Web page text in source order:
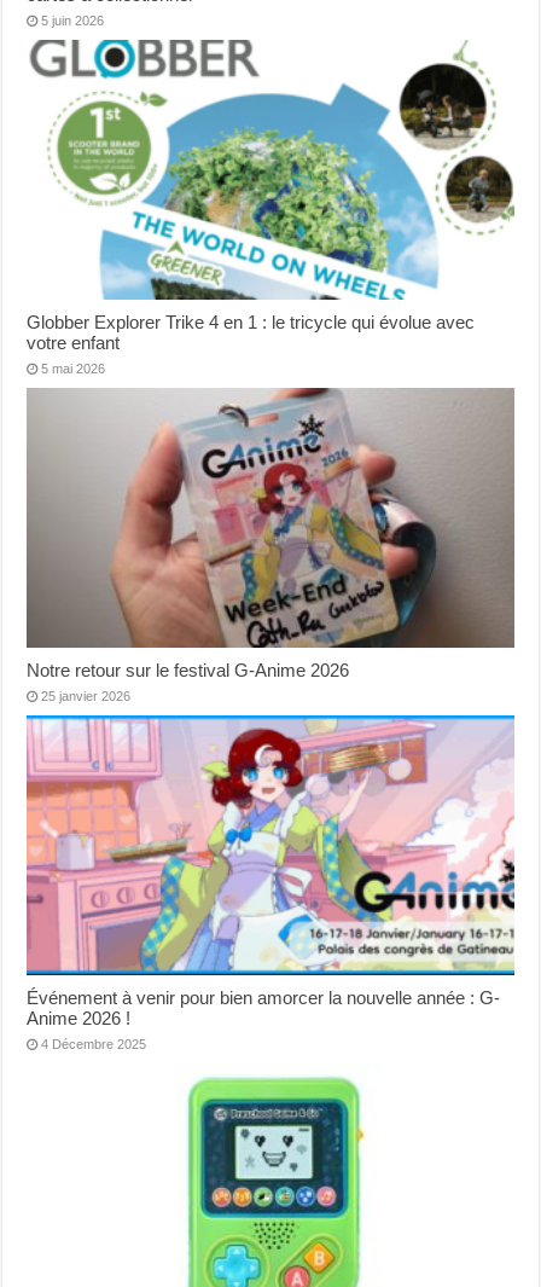
5 juin 2026
Globber Explorer Trike 4 en 1 : le tricycle qui évolue avec
votre enfant
5 mai 2026
Notre retour sur le festival G-Anime 2026
25 janvier 2026
Événement à venir pour bien amorcer la nouvelle année : G-
Anime 2026 !
4 Décembre 2025